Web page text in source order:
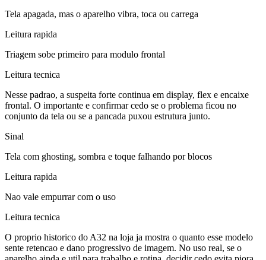
Tela apagada, mas o aparelho vibra, toca ou carrega
Leitura rapida
Triagem sobe primeiro para modulo frontal
Leitura tecnica
Nesse padrao, a suspeita forte continua em display, flex e encaixe
frontal. O importante e confirmar cedo se o problema ficou no
conjunto da tela ou se a pancada puxou estrutura junto.
Sinal
Tela com ghosting, sombra e toque falhando por blocos
Leitura rapida
Nao vale empurrar com o uso
Leitura tecnica
O proprio historico do A32 na loja ja mostra o quanto esse modelo
sente retencao e dano progressivo de imagem. No uso real, se o